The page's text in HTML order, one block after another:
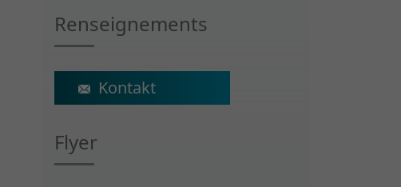
Renseignements
ecs@crr-suva.ch
Flyer